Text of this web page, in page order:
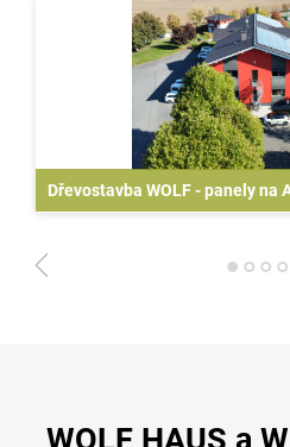
Dřevostavba WOLF - panely na
1 2 3 4